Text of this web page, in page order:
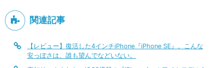
関連記事
【レビュー】復活した4インチiPhone『iPhone SE』。こんな
安っぽさは、誰も望んでなどいない。